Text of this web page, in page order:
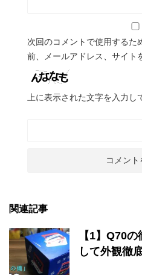
次回のコメントで使用するた
前、メールアドレス、サイト
上に表示された文字を入力し
関連記事
【1】Q70
して外観徹